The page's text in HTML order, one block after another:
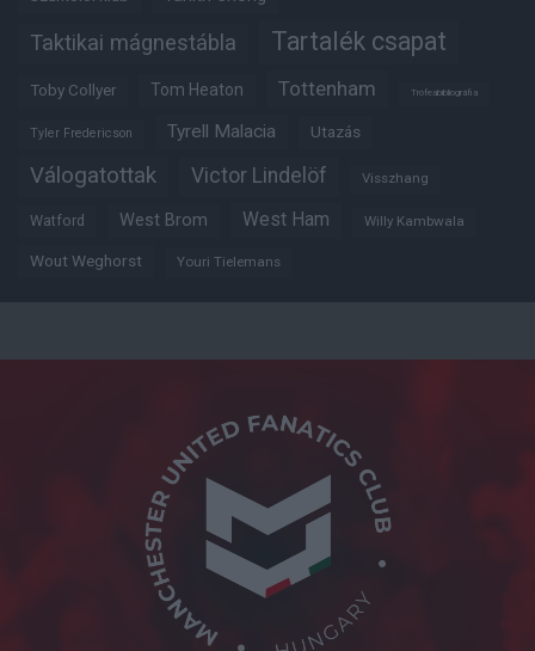
Taktikai mágnestábla Tartalék csapat
Toby Collyer Tom Heaton Tottenham Trófeabibliográfia
Tyler Fredericson Tyrell Malacia Utazás
Válogatottak Victor Lindelöf Visszhang
Watford West Brom West Ham Willy Kambwala
Wout Weghorst Youri Tielemans